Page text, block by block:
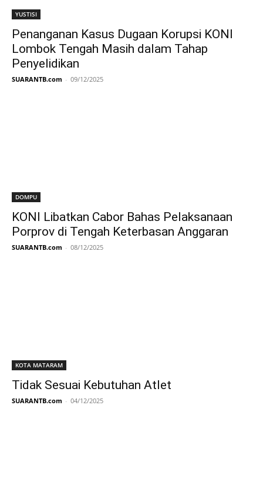
YUSTISI
Penanganan Kasus Dugaan Korupsi KONI
Lombok Tengah Masih dalam Tahap
Penyelidikan
SUARANTB.com - 09/12/2025
DOMPU
KONI Libatkan Cabor Bahas Pelaksanaan
Porprov di Tengah Keterbasan Anggaran
SUARANTB.com - 08/12/2025
KOTA MATARAM
Tidak Sesuai Kebutuhan Atlet
SUARANTB.com - 04/12/2025